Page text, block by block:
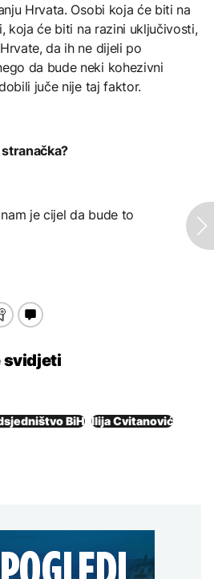
Hrvata. Osobi koja će biti na
koja će biti na razini uključivosti,
da ih ne dijeli po
da bude neki kohezivni
juče nije taj faktor.
je cijel da bude to
svidjeti
BiH Ilija Cvitanović